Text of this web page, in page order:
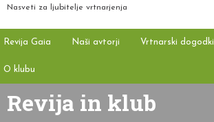
Nasveti za ljubitelje vrtnarjenja
Revija Gaia Naši avtorji Vrtnarski dogodki
O klubu
Revija in klub